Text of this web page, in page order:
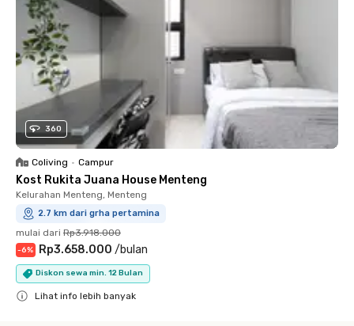
360
Coliving • Campur
Kost Rukita Juana House Menteng
Kelurahan Menteng, Menteng
2.7 km dari grha pertamina
mulai dari Rp3.918.000
-6% Rp3.658.000 /bulan
Diskon sewa min. 12 Bulan
Lihat info lebih banyak